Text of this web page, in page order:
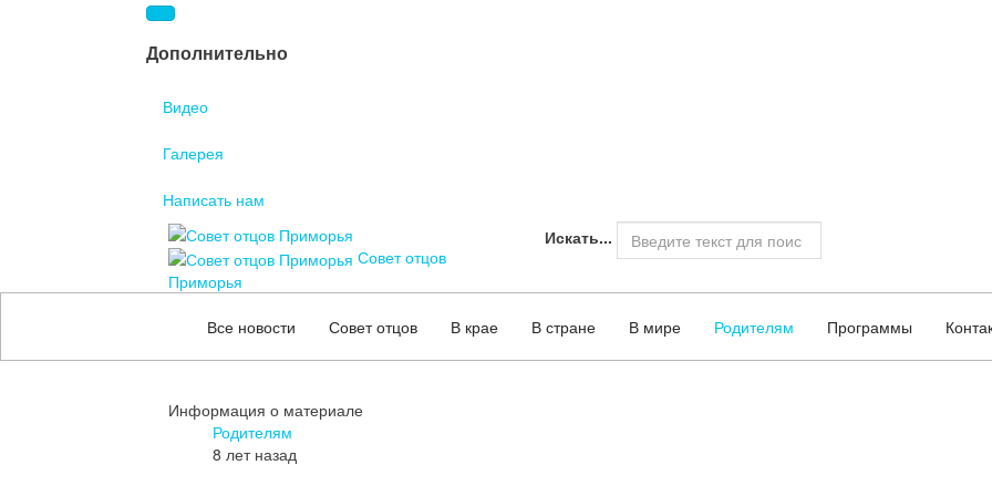
Дополнительно
Видео
Галерея
Написать нам
Совет отцов
Приморья
Искать...
Все новости Совет отцов В крае В стране В мире Родителям Программы
Информация о материале
Родителям
8 лет назад